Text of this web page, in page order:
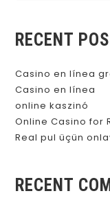
RECENT
Casino en línea
Casino en línea
online kaszinó
Online Casino for
Real pul üçün
RECENT